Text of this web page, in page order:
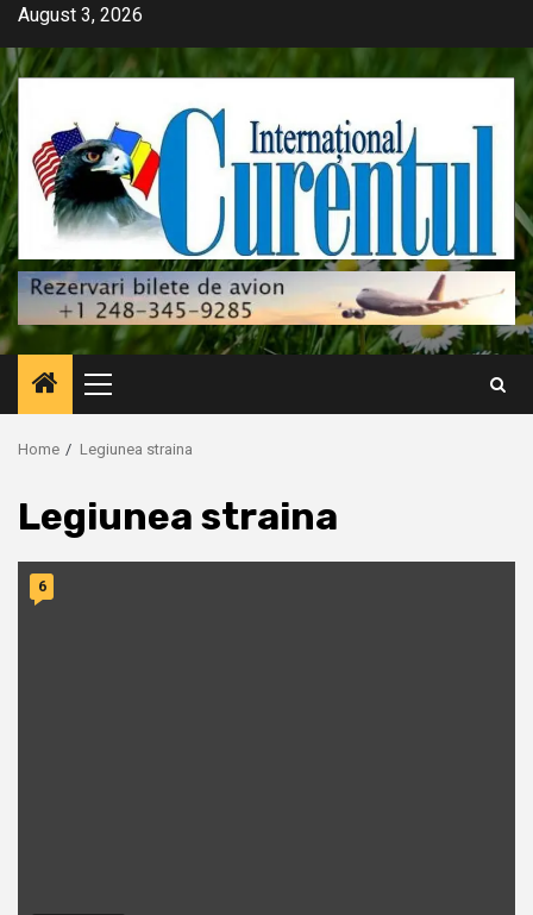
Skip
content
August 3, 2026
Primary
Menu
Home Legiunea straina
Legiunea straina
6